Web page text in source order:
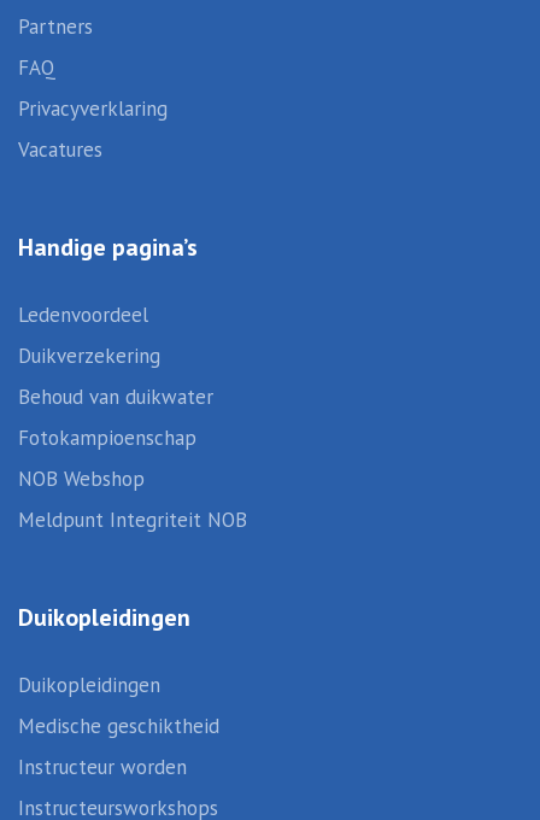
Partners
FAQ
Privacyverklaring
Vacatures
Handige pagina’s
Ledenvoordeel
Duikverzekering
Behoud van duikwater
Fotokampioenschap
NOB Webshop
Meldpunt Integriteit NOB
Duikopleidingen
Duikopleidingen
Medische geschiktheid
Instructeur worden
Instructeursworkshops